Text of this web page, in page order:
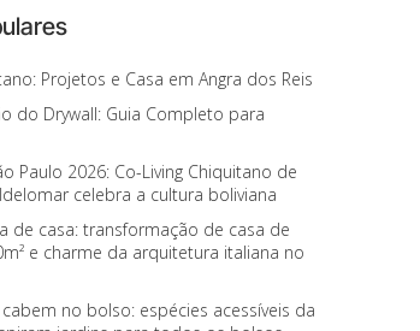
Projetos e Casa em Angra dos Reis
do Drywall: Guia Completo para
Paulo 2026: Co-Living Chiquitano de
celebra a cultura boliviana
de casa: transformação de casa de
e charme da arquitetura italiana no
no bolso: espécies acessíveis da